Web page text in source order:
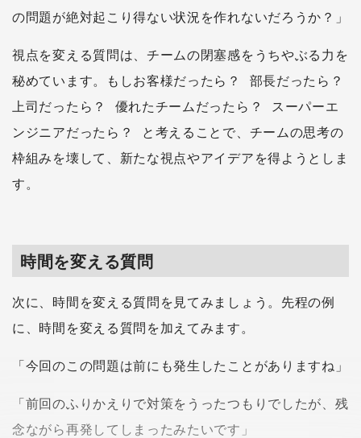
の問題が絶対起こり得ない状況を作れないだろうか？」
視点を変える質問は、チームの閉塞感をうちやぶる力を
秘めています。もしお客様だったら？ 部長だったら？
上司だったら？ 優れたチームだったら？ スーパーエ
ンジニアだったら？ と考えることで、チームの思考の
枠組みを壊して、新たな視点やアイデアを得ようとしま
す。
時間を変える質問
次に、時間を変える質問を見てみましょう。先程の例
に、時間を変える質問を加えてみます。
「今回のこの問題は前にも発生したことがありますね」
「前回のふりかえりで対策をうったつもりでしたが、残
念ながら再発してしまったみたいです」